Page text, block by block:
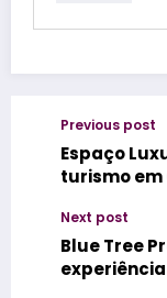
Previous post
Espaço
turismo
Next post
Blue Tree